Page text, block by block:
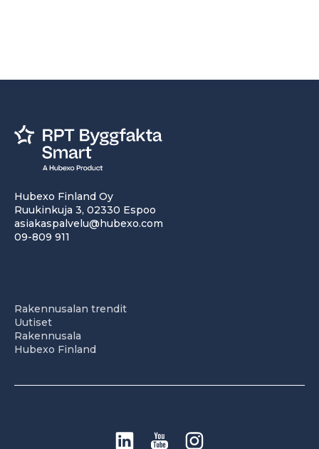
Hubexo Finland Oy
Ruukinkuja 3, 02330 Espoo
asiakaspalvelu@hubexo.com
09-809 911
Rakennusalan trendit
Uutiset
Rakennusala
Hubexo Finland